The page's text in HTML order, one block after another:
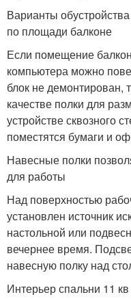
Варианты
по площади балконе
Если помещение
компьютера можно
блок не демонтирован,
качестве полки для
устройстве сквозного
поместятся бумаги и
Навесные полки
для работы
Над поверхностью
установлен источник
настольной или
вечернее время.
навесную полку над
Интерьер спальни 11